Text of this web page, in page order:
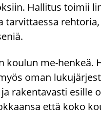
Hal­li­tus toi­mii
tar­vit­taes­sa
kou­lun me-​henkeä.
oman
ra­ken­ta­vas­ti esil­le
että koko